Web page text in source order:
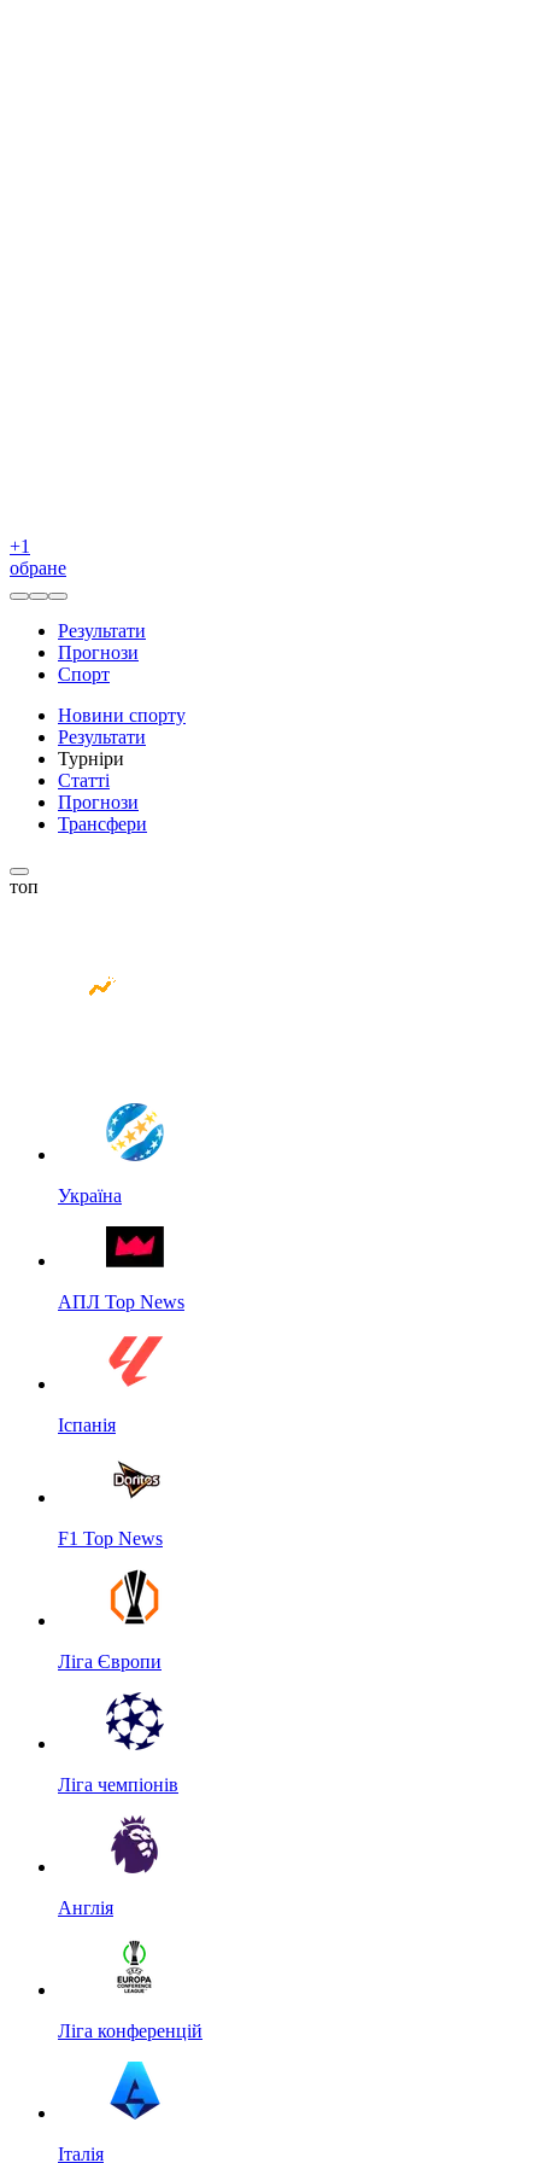
+1
обране
Результати
Прогнози
Спорт
Новини спорту
Результати
Турніри
Статті
Прогнози
Трансфери
топ
Україна
АПЛ Top News
Іспанія
F1 Top News
Ліга Європи
Ліга чемпіонів
Англія
Ліга конференцій
Італія